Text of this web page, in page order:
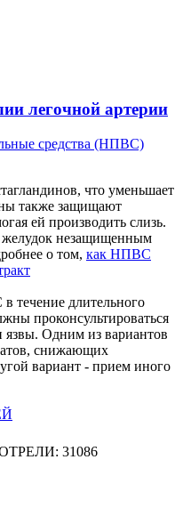
легочной артерии
средства (НПВС)
что уменьшает
также защищают
ей производить слизь.
незащищенным
о том, как НПВС
длительного
проконсультироваться
язвы. Одним из вариантов
снижающих
вариант - прием иного
31086